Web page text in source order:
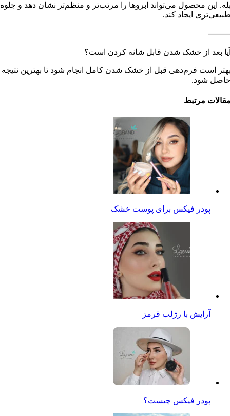
این محصول می‌تواند ابروها را مرتب‌تر و منظم‌تر نشان دهد و جلوه
ایجاد کند.
بعد از خشک شدن قابل شانه کردن است؟
است فرم‌دهی قبل از خشک شدن کامل انجام شود تا بهترین نتیجه
شود.
مرتبط
پودر فیکس برای پوست خشک
آرایش با رژلب قرمز
پودر فیکس چیست؟